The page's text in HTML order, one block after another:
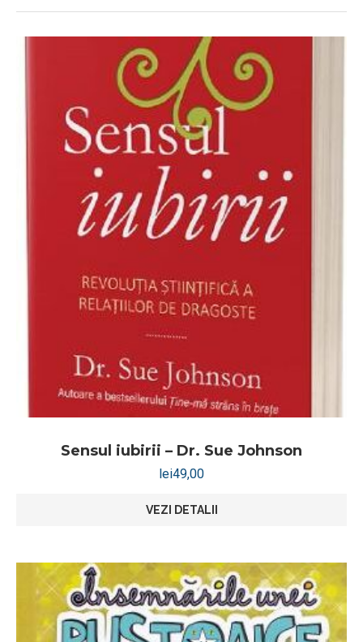
Sensul iubirii – Dr. Sue Johnson
lei49,00
VEZI DETALII